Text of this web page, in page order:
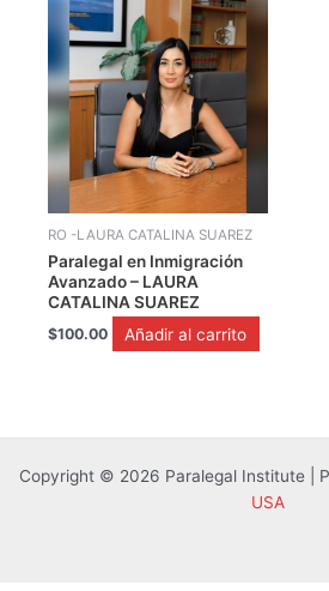
RO -LAURA CATALINA SUAREZ
Paralegal en Inmigración
Avanzado – LAURA
CATALINA SUAREZ
$100.00 Añadir al carrito
Copyright © 2026 Paralegal Institute |
USA